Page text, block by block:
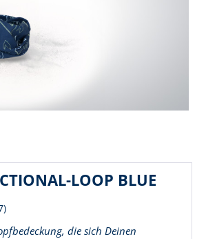
LOOP BLUE
die sich Deinen